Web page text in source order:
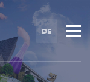
DE